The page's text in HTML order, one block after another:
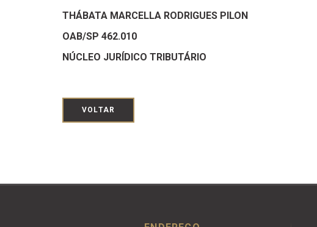
THÁBATA MARCELLA RODRIGUES PILON
OAB/SP 462.010
NÚCLEO JURÍDICO TRIBUTÁRIO
VOLTAR